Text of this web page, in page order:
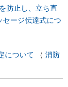
防止し、立ち直
セージ伝達式につ
について
消防